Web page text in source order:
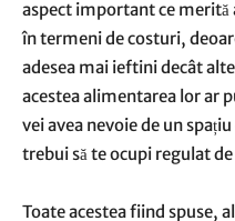
aspect important ce merită
în termeni de costuri,
adesea mai ieftini decât
acestea alimentarea lor ar
vei avea nevoie de un
trebui să te ocupi regulat
Toate acestea fiind spuse,